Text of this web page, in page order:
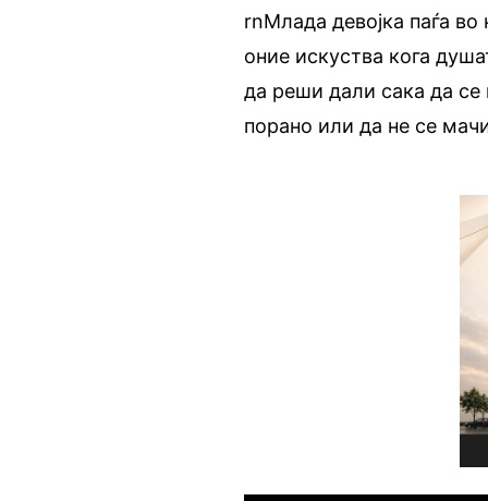
rnМлада девојка паѓа
оние искуства кога
да реши дали сака да
порано или да не се